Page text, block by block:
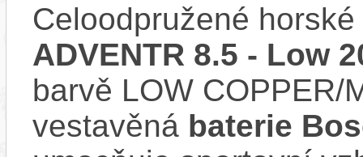
Celoodpružené
ADVENTR 8.5 - Low
barvě LOW COPPER/
vestavěná baterie